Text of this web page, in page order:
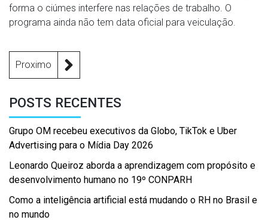
forma o ciúmes interfere nas relações de trabalho. O
programa ainda não tem data oficial para veiculação.
Proximo
POSTS RECENTES
Grupo OM recebeu executivos da Globo, TikTok e Uber
Advertising para o Mídia Day 2026
Leonardo Queiroz aborda a aprendizagem com propósito e
desenvolvimento humano no 19º CONPARH
Como a inteligência artificial está mudando o RH no Brasil e
no mundo